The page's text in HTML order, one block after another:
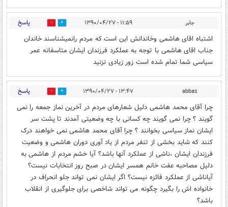
جابر ۱۱:۵۹ - ۱۳۹۰/۰۴/۲۷ 0 پاسخ
اشتباه اقای هاشمی وخاندانش این است که مردم رانمیشناسند خاندان
جناب اقای هاشمی با توجه به عملکرد فرزندان ایشان متاسفانه عمر
سیاسی شما تمام شده است زور زیادی نزنید
abbas ۱۳:۴۷ - ۱۳۹۰/۰۴/۲۷ 0 پاسخ
چرا آقای محمد هاشمی دلیل شعارهای مردم در آخرین نماز جمعه را نمی
گویند ؟ چرا نمی گویند چه کسانی با چه وضعیتی آمدند تا پشت سر
ایشان نماز سیاسی بخوانند ؟ چرا آقای محمد هاشمی نمی خواهند درک
کنند که شاید بخشی از تنفر مردم از یاد آوری دوران هاشمی و وضعیت
فرزندان ایشان ،ناشی از عملکرد آنها باشد؟ آیا خشم مردم از هاشمی به
دلیل مصاحبه عفت خانم همسر ایشان در صبح روز انتخابات نیست؟
آیاناشی از عملکرد فائزه نیست؟ اگر ایشان نمی تواند جلو انحراف در
خانواده اش را بگیرد چگونه می تواند شاخصی برای جلوگیری از انقلاب
باشد؟